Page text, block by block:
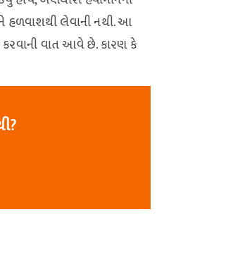
હળવાશથી લેવાની નથી. આ
કરવાની વાત આવે છે. કારણ કે